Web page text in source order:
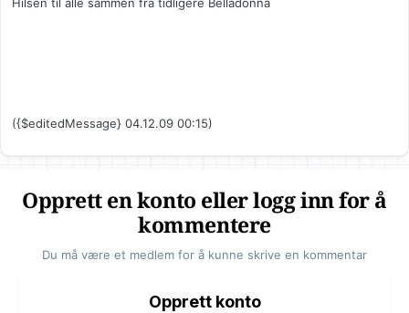
Hilsen til alle sammen fra tidligere Belladonna
({$editedMessage} 04.12.09 00:15)
Opprett en konto eller logg inn for å
kommentere
Du må være et medlem for å kunne skrive en kommentar
Opprett konto